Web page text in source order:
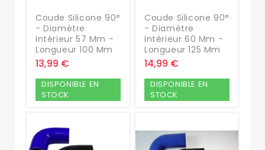
Coude Silicone 90°
- Diamètre
Intérieur 57 Mm -
Longueur 100 Mm
13,99 €
DISPONIBLE EN
STOCK
Coude Silicone 90°
- Diamètre
Intérieur 60 Mm -
Longueur 125 Mm
14,99 €
DISPONIBLE EN
STOCK